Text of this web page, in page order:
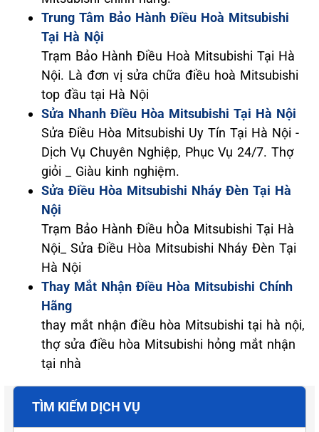
Trung Tâm Bảo Hành Điều Hoà Mitsubishi
Tại Hà Nội
Trạm Bảo Hành Điều Hoà Mitsubishi Tại Hà
Nội. Là đơn vị sửa chữa điều hoà Mitsubishi
top đầu tại Hà Nội
Sửa Nhanh Điều Hòa Mitsubishi Tại Hà Nội
Sửa Điều Hòa Mitsubishi Uy Tín Tại Hà Nội -
Dịch Vụ Chuyên Nghiệp, Phục Vụ 24/7. Thợ
giỏi _ Giàu kinh nghiệm.
Sửa Điều Hòa Mitsubishi Nháy Đèn Tại Hà
Nội
Trạm Bảo Hành Điều hÒa Mitsubishi Tại Hà
Nội_ Sửa Điều Hòa Mitsubishi Nháy Đèn Tại
Hà Nội
Thay Mắt Nhận Điều Hòa Mitsubishi Chính
Hãng
thay mắt nhận điều hòa Mitsubishi tại hà nội,
thợ sửa điều hòa Mitsubishi hỏng mắt nhận
tại nhà
TÌM KIẾM DỊCH VỤ